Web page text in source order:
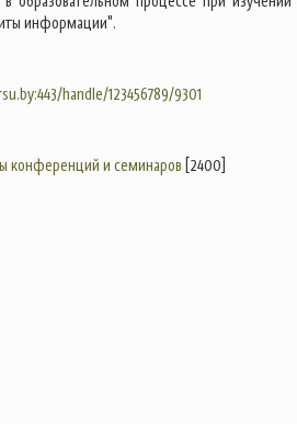
информации".
handle/123456789/9301
конференций и семинаров [2400]